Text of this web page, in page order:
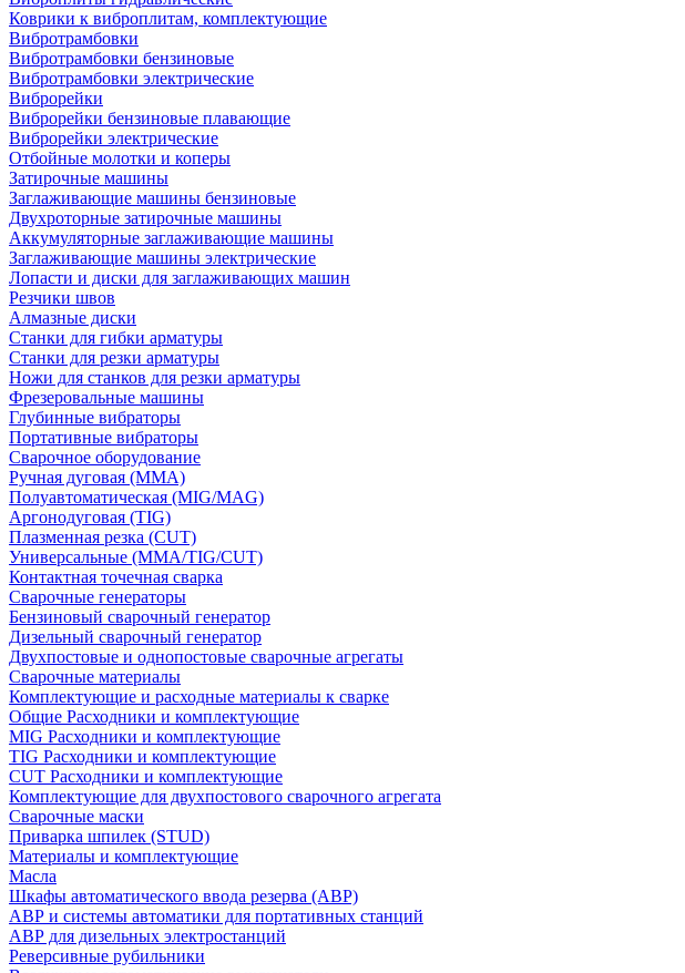
Коврики к виброплитам, комплектующие
Вибротрамбовки
Вибротрамбовки бензиновые
Вибротрамбовки электрические
Виброрейки
Виброрейки бензиновые плавающие
Виброрейки электрические
Отбойные молотки и коперы
Затирочные машины
Заглаживающие машины бензиновые
Двухроторные затирочные машины
Аккумуляторные заглаживающие машины
Заглаживающие машины электрические
Лопасти и диски для заглаживающих машин
Резчики швов
Алмазные диски
Станки для гибки арматуры
Станки для резки арматуры
Ножи для станков для резки арматуры
Фрезеровальные машины
Глубинные вибраторы
Портативные вибраторы
Сварочное оборудование
Ручная дуговая (MMA)
Полуавтоматическая (MIG/MAG)
Аргонодуговая (TIG)
Плазменная резка (CUT)
Универсальные (MMA/TIG/CUT)
Контактная точечная сварка
Сварочные генераторы
Бензиновый сварочный генератор
Дизельный сварочный генератор
Двухпостовые и однопостовые сварочные агрегаты
Сварочные материалы
Комплектующие и расходные материалы к сварке
Общие Расходники и комплектующие
MIG Расходники и комплектующие
TIG Расходники и комплектующие
CUT Расходники и комплектующие
Комплектующие для двухпостового сварочного агрегата
Сварочные маски
Приварка шпилек (STUD)
Материалы и комплектующие
Масла
Шкафы автоматического ввода резерва (АВР)
АВР и системы автоматики для портативных станций
АВР для дизельных электростанций
Реверсивные рубильники